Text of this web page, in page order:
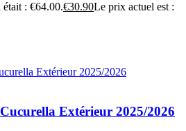
: €64.00.€30.90Le prix actuel est :
Extérieur 2025/2026